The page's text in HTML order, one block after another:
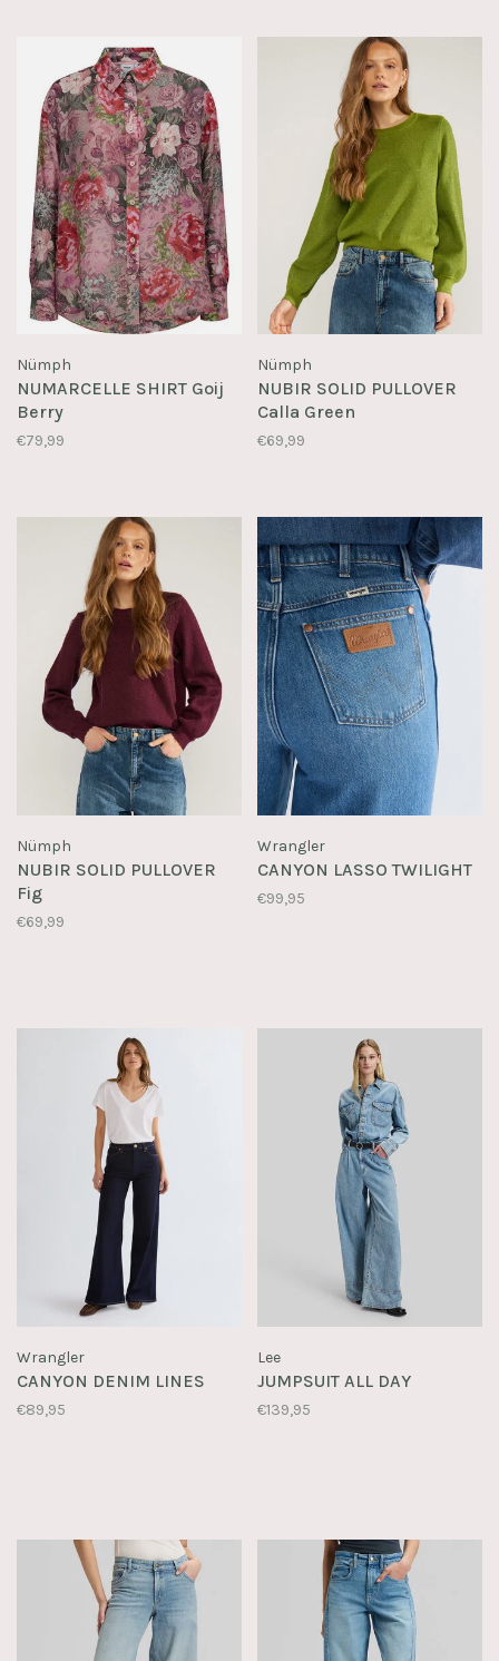
Nümph
NUMARCELLE SHIRT Goij
Berry
€79,99
Nümph
NUBIR SOLID PULLOVER
Calla Green
€69,99
Nümph
NUBIR SOLID PULLOVER
Fig
€69,99
Wrangler
CANYON LASSO TWILIGHT
€99,95
Wrangler
CANYON DENIM LINES
€89,95
Lee
JUMPSUIT ALL DAY
€139,95